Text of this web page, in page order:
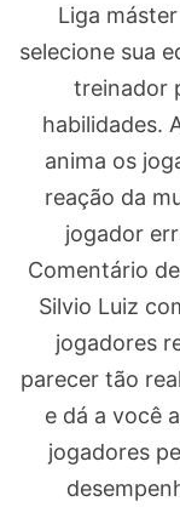
Liga
selecione sua
treinador
habilidades.
anima os
reação da
jogador
Comentário
Silvio Luiz
jogadores
parecer tão
e dá a você
jogadores